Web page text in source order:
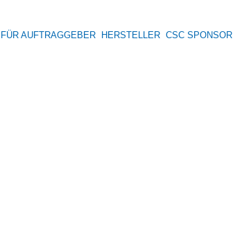
FÜR AUFTRAGGEBER HERSTELLER CSC SPONSOR